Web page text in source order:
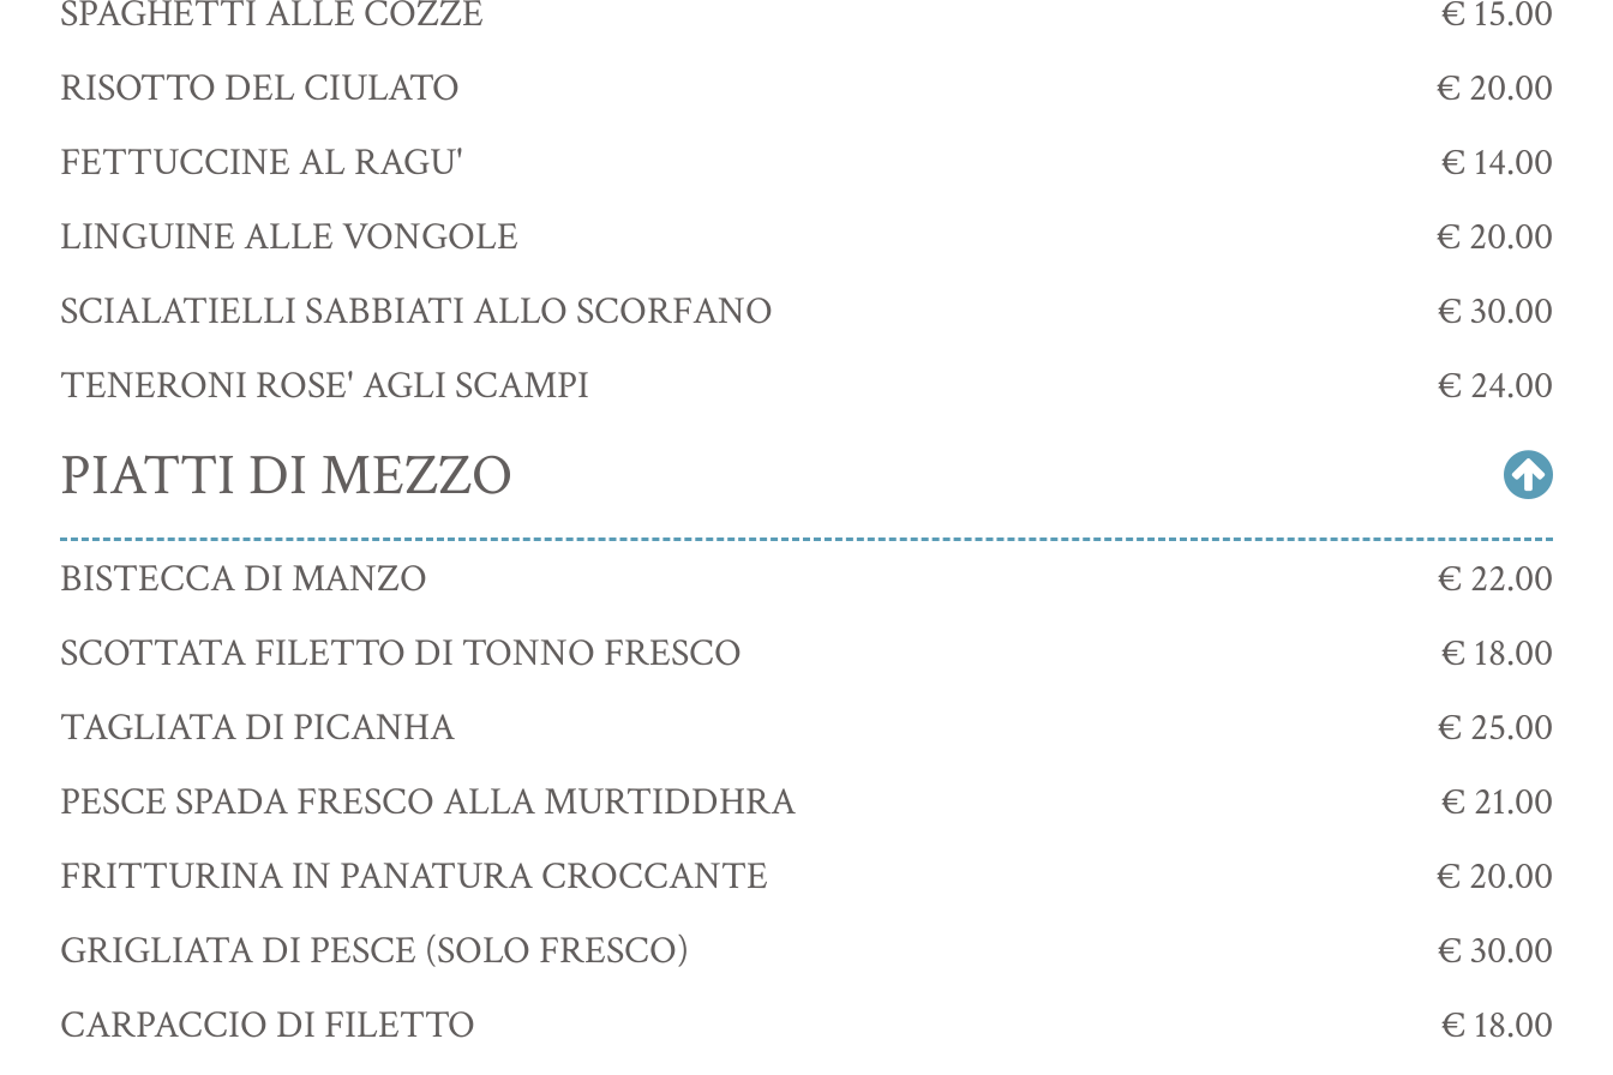
SPAGHETTI ALLE COZZE
€ 15.00
RISOTTO DEL CIULATO
€ 20.00
FETTUCCINE AL RAGU'
€ 14.00
LINGUINE ALLE VONGOLE
€ 20.00
SCIALATIELLI SABBIATI ALLO SCORFANO
€ 30.00
TENERONI ROSE' AGLI SCAMPI
€ 24.00
PIATTI DI MEZZO
BISTECCA DI MANZO
€ 22.00
SCOTTATA FILETTO DI TONNO FRESCO
€ 18.00
TAGLIATA DI PICANHA
€ 25.00
PESCE SPADA FRESCO ALLA MURTIDDHRA
€ 21.00
FRITTURINA IN PANATURA CROCCANTE
€ 20.00
GRIGLIATA DI PESCE (SOLO FRESCO)
€ 30.00
CARPACCIO DI FILETTO
€ 18.00